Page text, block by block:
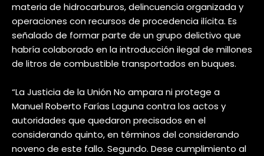
materia de hidrocarburos, delincuencia organizada y
operaciones con recursos de procedencia ilícita. Es
señalado de formar parte de un grupo delictivo que
habría colaborado en la introducción ilegal de millones
de litros de combustible transportados en buques.
“La Justicia de la Unión No ampara ni protege a
Manuel Roberto Farías Laguna contra los actos y
autoridades que quedaron precisados en el
considerando quinto, en términos del considerando
noveno de este fallo. Segundo. Dese cumplimiento al